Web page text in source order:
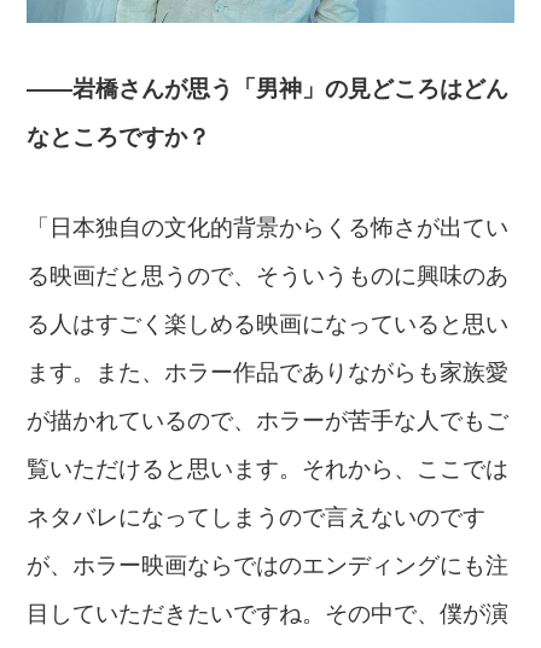
――岩橋さんが思う「男神」の見どころはどん
なところですか？
「日本独自の文化的背景からくる怖さが出てい
る映画だと思うので、そういうものに興味のあ
る人はすごく楽しめる映画になっていると思い
ます。また、ホラー作品でありながらも家族愛
が描かれているので、ホラーが苦手な人でもご
覧いただけると思います。それから、ここでは
ネタバレになってしまうので言えないのです
が、ホラー映画ならではのエンディングにも注
目していただきたいですね。その中で、僕が演